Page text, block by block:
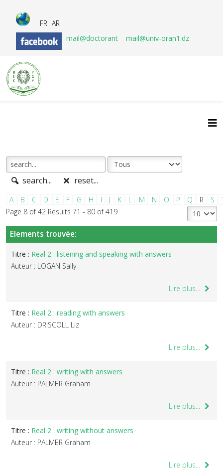
FR AR
mail@doctorant
mail@univ-oran1.dz
search... reset...
A B C D E F G H I J K L M N O P Q R S
Page 8 of 42 Results 71 - 80 of 419
Elements trouvée:
Titre : Real 2 : listening and speaking with answers
Auteur : LOGAN Sally
Lire plus...
Titre : Real 2 : reading with answers
Auteur : DRISCOLL Liz
Lire plus...
Titre : Real 2 : writing with answers
Auteur : PALMER Graham
Lire plus...
Titre : Real 2 : writing without answers
Auteur : PALMER Graham
Lire plus...